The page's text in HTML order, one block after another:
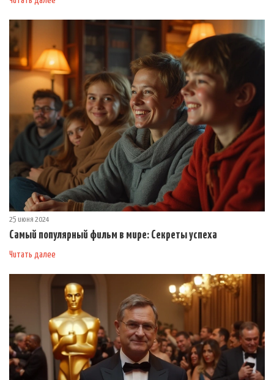
25 июня 2024
Самый популярный фильм в мире: Секреты успеха
Читать далее